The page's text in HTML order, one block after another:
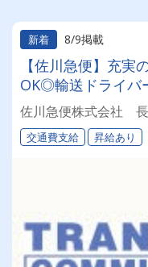
新着
8/9掲載
【佐川急便】充実
OK◎輸送ドライバ
佐川急便株式会社
交通費支給 昇給あり